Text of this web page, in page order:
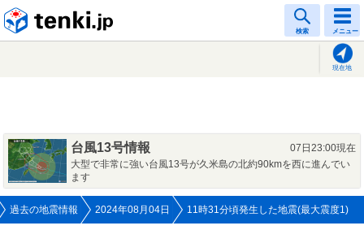
検索 メニュー
現在地
台風13号情報
07日23:00現在
大型で非常に強い台風13号が久米島の北約90kmを西に進んでい
ます
過去の地震情報 2024年08月04日 11時31分頃発生した地震(最大震度1)